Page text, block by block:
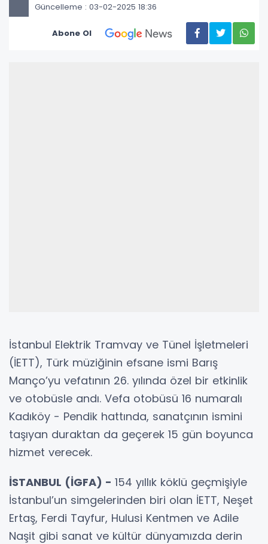
Güncelleme : 03-02-2025 18:36
Abone Ol
İstanbul Elektrik Tramvay ve Tünel İşletmeleri
(İETT), Türk müziğinin efsane ismi Barış
Manço’yu vefatının 26. yılında özel bir etkinlik
ve otobüsle andı. Vefa otobüsü 16 numaralı
Kadıköy - Pendik hattında, sanatçının ismini
taşıyan duraktan da geçerek 15 gün boyunca
hizmet verecek.
İSTANBUL (İGFA) - 154 yıllık köklü geçmişiyle
İstanbul’un simgelerinden biri olan İETT, Neşet
Ertaş, Ferdi Tayfur, Hulusi Kentmen ve Adile
Naşit gibi sanat ve kültür dünyamızda derin